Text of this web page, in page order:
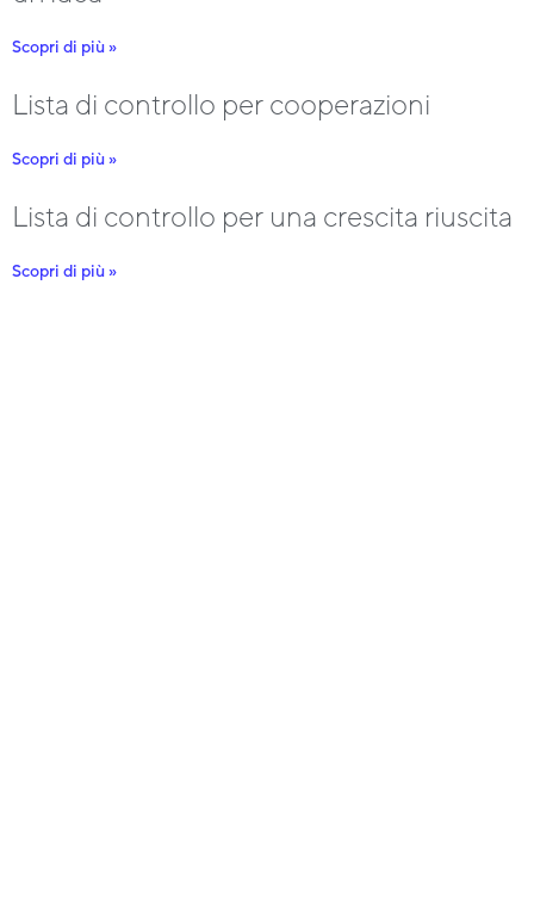
Scopri di più »
Lista di controllo per cooperazioni
Scopri di più »
Lista di controllo per una crescita riuscita
Scopri di più »